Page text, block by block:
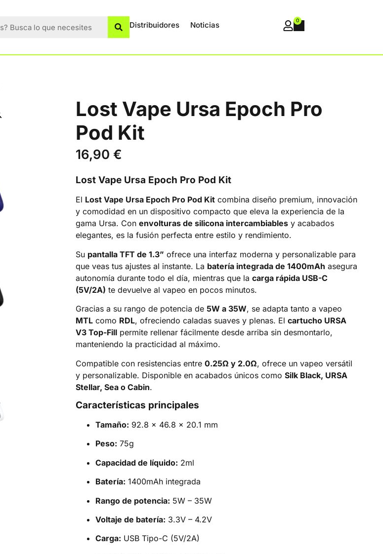
Distribuidores Noticias 0
Lost Vape Ursa Epoch Pro
Pod Kit
16,90 €
Lost Vape Ursa Epoch Pro Pod Kit
El Lost Vape Ursa Epoch Pro Pod Kitcombina diseño premium, innovación
y comodidad en un dispositivo compacto que eleva la experiencia de la
gama Ursa. Con envolturas de silicona intercambiablesy acabados
elegantes, es la fusión perfecta entre estilo y rendimiento.
Su pantalla TFT de 1.3” ofrece una interfaz moderna y personalizable para
que veas tus ajustes al instante. La batería integrada de 1400mAh asegura
autonomía durante todo el día, mientras que la carga rápida USB-C
(5V/2A) te devuelve al vapeo en pocos minutos.
Gracias a su rango de potencia de 5W a 35W, se adapta tanto a vapeo
MTLcomo RDL, ofreciendo caladas suaves y plenas. El cartucho URSA
V3 Top-Fillpermite rellenar fácilmente desde arriba sin desmontarlo,
manteniendo la practicidad al máximo.
Compatible con resistencias entre 0.25Ω y 2.0Ω, ofrece un vapeo versátil
y personalizable. Disponible en acabados únicos como Silk Black, URSA
Stellar, Sea o Cabin.
Características principales
Tamaño: 92.8 x 46.8 x 20.1 mm
Peso: 75g
Capacidad de líquido: 2ml
Batería: 1400mAh integrada
Rango de potencia: 5W – 35W
Voltaje de batería: 3.3V – 4.2V
Carga: USB Tipo-C (5V/2A)